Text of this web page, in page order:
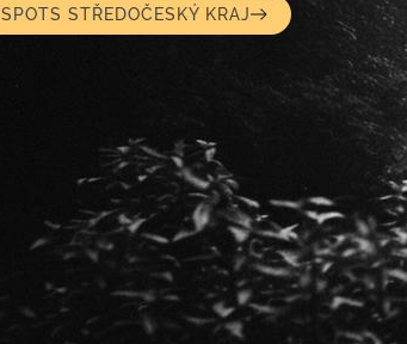
SPOTS STŘEDOČESKÝ KRAJ